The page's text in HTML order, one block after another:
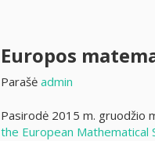
Europos
Parašė admin
Pasirodė 2015 m. gruodžio
the European